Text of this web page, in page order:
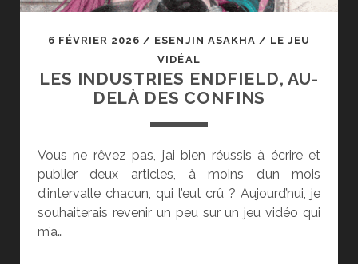
6 FÉVRIER 2026 / ESENJIN ASAKHA / LE JEU
VIDÉAL
LES INDUSTRIES ENDFIELD, AU-
DELÀ DES CONFINS
Vous ne rêvez pas, j’ai bien réussis à écrire et
publier deux articles, à moins d’un mois
d’intervalle chacun, qui l’eut crû ? Aujourd’hui, je
souhaiterais revenir un peu sur un jeu vidéo qui
m’a…